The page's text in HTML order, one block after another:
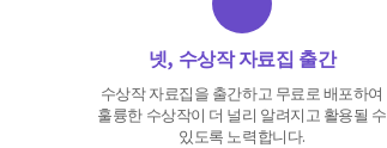
넷, 수상작 자료집 출간
수상작 자료집을 출간하고 무료로 배포하여
훌륭한 수상작이 더 널리 알려지고 활용될 수
있도록 노력합니다.